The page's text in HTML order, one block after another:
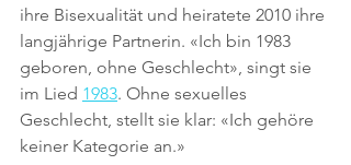
ihre Bisexualität und heiratete 2010 ihre
langjährige Partnerin. «Ich bin 1983
geboren, ohne Geschlecht», singt sie
im Lied 1983. Ohne sexuelles
Geschlecht, stellt sie klar: «Ich gehöre
keiner Kategorie an.»